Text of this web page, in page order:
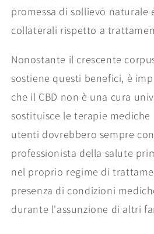
promessa di sollievo naturale
collaterali rispetto a
Nonostante il crescente
sostiene questi benefici, è
che il CBD non è una cura
sostituisce le terapie mediche
utenti dovrebbero sempre
professionista della salute
nel proprio regime di
presenza di condizioni
durante l'assunzione di altri